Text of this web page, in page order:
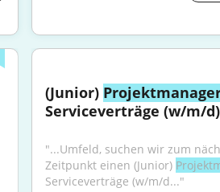
(Junior)
Serviceverträge (w/m/d)
"...Umfeld, suchen wir zum
Zeitpunkt einen (Junior)
Serviceverträge (w/m/d..."